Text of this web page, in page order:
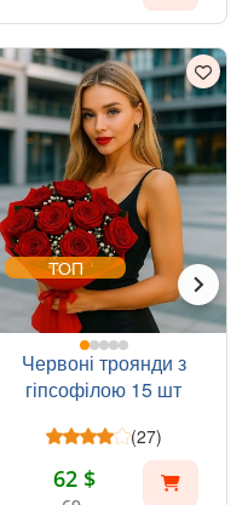
ТОП
Червоні троянди з
гіпсофілою 15 шт
(27)
62 $